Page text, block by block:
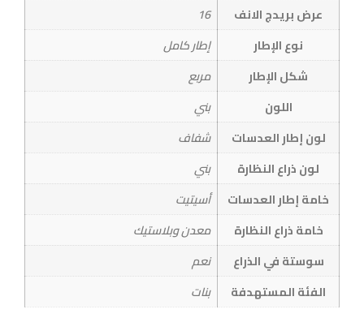
عرض بريدج الانف
16
نوع الإطار
إطار كامل
شكل الإطار
مربع
اللون
بني
لون إطار العدسات
شفاف
لون ذراع النظارة
بني
خامة إطار العدسات
أسيتيت
خامة ذراع النظارة
معدن وبلاستيك
سوستة في الذراع
نعم
الفئة المستهدفة
بنات